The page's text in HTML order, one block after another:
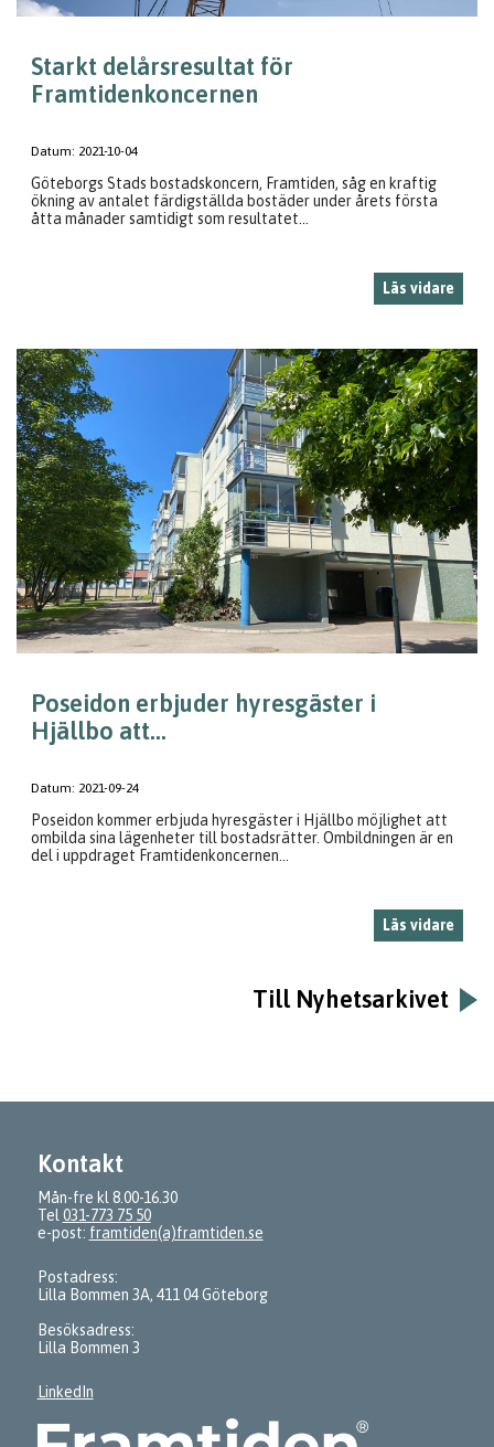
Starkt delårsresultat för
Framtidenkoncernen
Datum: 2021-10-04
Göteborgs Stads bostadskoncern, Framtiden, såg en kraftig
ökning av antalet färdigställda bostäder under årets första
åtta månader samtidigt som resultatet...
Läs vidare
Poseidon erbjuder hyresgäster i
Hjällbo att...
Datum: 2021-09-24
Poseidon kommer erbjuda hyresgäster i Hjällbo möjlighet att
ombilda sina lägenheter till bostadsrätter. Ombildningen är en
del i uppdraget Framtidenkoncernen...
Läs vidare
Till Nyhetsarkivet
Kontakt
Mån-fre kl 8.00-16.30
Tel 031-773 75 50
e-post: framtiden(a)framtiden.se
Postadress:
Lilla Bommen 3A, 411 04 Göteborg
Besöksadress:
Lilla Bommen 3
LinkedIn